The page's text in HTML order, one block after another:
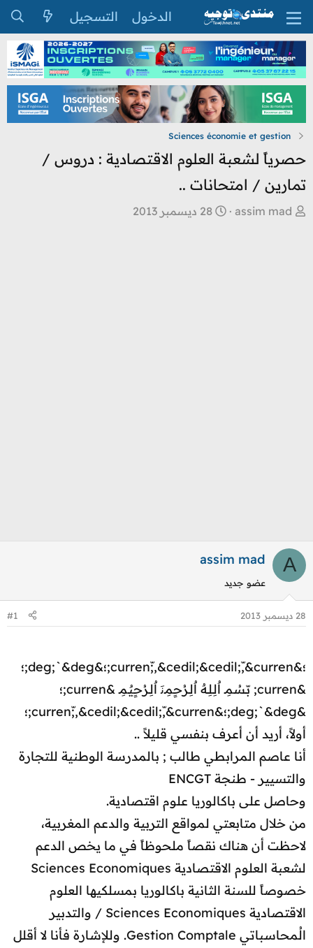
الدخول التسجيل
Sciences économie et gestion
حصرياً لشعبة العلوم الاقتصادية : دروس /
تمارين / امتحانات ..
بassim mad
ت28 ديسمبر 2013
A
assim mad
عضو جديد
28 ديسمبر 2013 #1
؛&curren;ّ,&cedil;&cedil;,ّ&curren;؛&deg;`&deg;؛
&curren; بّـسُمِـ اٌلِـلِـهٌ اٌلِـرُحٍمِـﻧَ اٌلِـرُحٍيٌـمِـ &curren;؛
&deg;`&deg;؛&curren;ّ,&cedil;&cedil;,ّ&curren;؛
أولاً، أريد أن أعرف بنفسي قليلاً ..
أنا عاصم المرابطي طالب ; بالمدرسة الوطنية للتجارة
والتسيير - طنجة ENCGT
وحاصل على باكالوريا علوم اقتصادية.
من خلال متابعتي لمواقع التربية والدعم المغربية،
لاحظت أن هناك نقصاً ملحوظاً في ما يخص الدعم
لشعبة العلوم الاقتصادية Sciences Economiques
خصوصاً للسنة الثانية باكالوريا بمسلكيها العلوم
الاقتصادية Sciences Economiques / والتدبير
الُمحاسباتي Gestion Comptale. وللإشارة فأنا لا أقلل